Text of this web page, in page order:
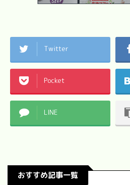
Twitter
Pocket
LINE
おすすめ記事一覧